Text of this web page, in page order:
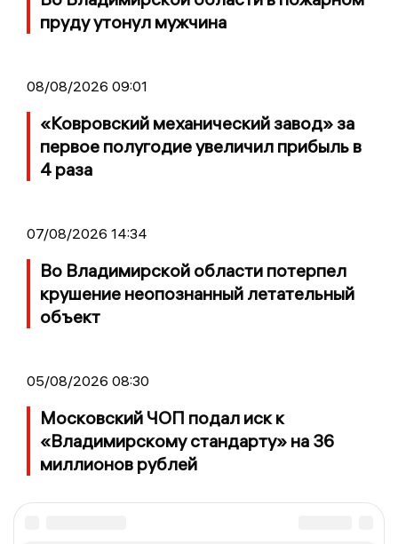
пруду утонул мужчина
08/08/2026 09:01
«Ковровский механический завод» за
первое полугодие увеличил прибыль в
4 раза
07/08/2026 14:34
Во Владимирской области потерпел
крушение неопознанный летательный
объект
05/08/2026 08:30
Московский ЧОП подал иск к
«Владимирскому стандарту» на 36
миллионов рублей